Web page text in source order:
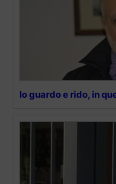
Io guardo e rido, in